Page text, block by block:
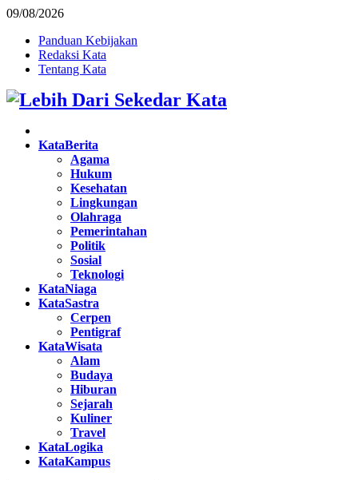
09/08/2026
Panduan Kebijakan
Redaksi Kata
Tentang Kata
Facebook
Twitter
Instagram
Pinterest
Youtube
KataBerita
Agama
Hukum
Kesehatan
Lingkungan
Olahraga
Pemerintahan
Politik
Sosial
Teknologi
KataNiaga
KataSastra
Cerpen
Pentigraf
KataWisata
Alam
Budaya
Hiburan
Sejarah
Kuliner
Travel
KataLogika
KataKampus